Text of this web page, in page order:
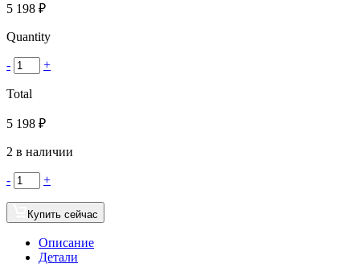
5 198 ₽
Quantity
- +
Total
5 198 ₽
2 в наличии
- +
Купить сейчас
Описание
Детали